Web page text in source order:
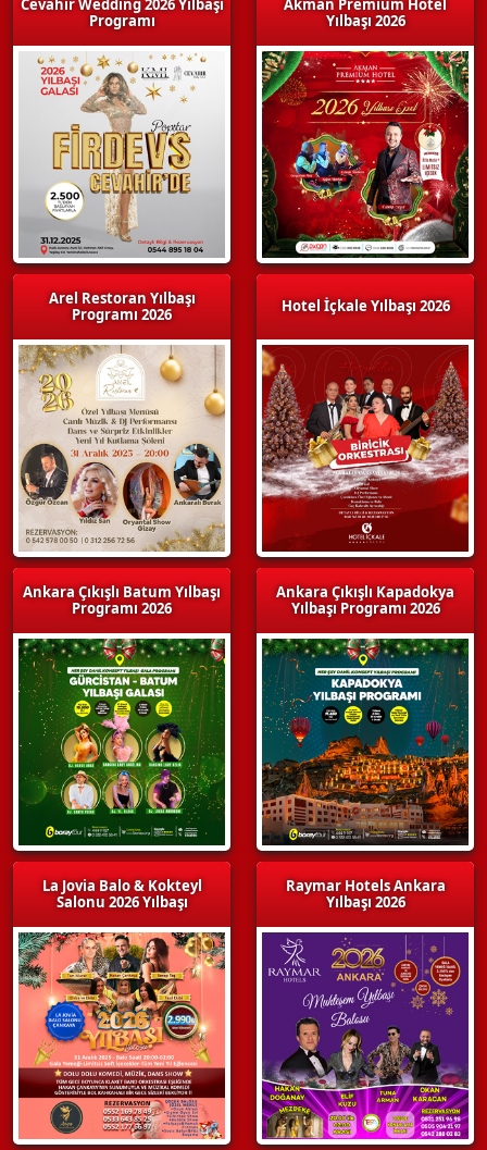
Cevahir Wedding 2026 Yılbaşı
Programı
Arel Restoran Yılbaşı
Programı 2026
Ankara Çıkışlı Batum Yılbaşı
Programı 2026
La Jovia Balo & Kokteyl
Salonu 2026 Yılbaşı
Akman Premium Hotel
Yılbaşı 2026
Hotel İçkale Yılbaşı 2026
Ankara Çıkışlı Kapadokya
Yılbaşı Programı 2026
Raymar Hotels Ankara
Yılbaşı 2026